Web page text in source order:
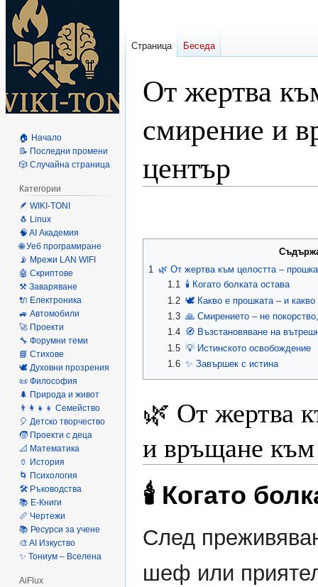
От жертва
смирение и
център
навигацията
търсенето
1 🌿 От жертва към целостта –
1.1 🕯️ Когато болката остава
1.2 🕊️ Какво е прошката – и какво
1.3 🙏 Смирението – не
1.4 🧭 Възстановяване на
1.5 💡 Истинското освобождение
1.6 ✨ Завършек с истина
🌿 От жертва
и връщане
🕯️ Когато
След
шеф или
Страница Беседа
🏠 Начало
📝 Последни промени
🎲 Случайна страница
Категории
🪶 WIKI-TONI
🐧 Linux
🧠 AI Академия
🌐 Уеб програмиране
📡 Мрежи LAN WIFI
🤖 Скриптове
⚒️ Заваряване
🔌 Електроника
🚙 Автомобили
🚀 Проекти
🔧 Форумни теми
📘 Стихове
🕊️ Духовни прозрения
📜 Философия
🌲 Природа и живот
👨‍👩‍👧‍👦 Семейство
🎈 Детско творчество
🧒 Проекти с деца
📐 Математика
🏺 История
🌀 Психология
🛠️ Ръководства
📚 Е-Книги
📏 Чертежи
📚 Ресурси за учене
🎨 AI Изкуство
✨ Тониум – Вселена
AiFlux